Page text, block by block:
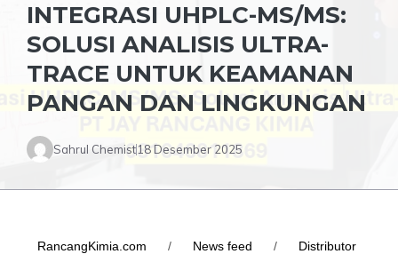
INTEGRASI UHPLC-MS/MS:
SOLUSI ANALISIS ULTRA-
TRACE UNTUK KEAMANAN
PANGAN DAN LINGKUNGAN
Sahrul Chemist18 Desember 2025
RancangKimia.com / News feed /
Distributor